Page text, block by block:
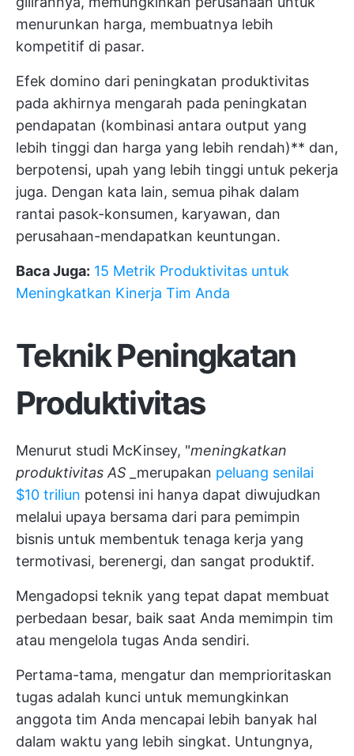
menurunkan harga, membuatnya lebih
kompetitif di pasar.
Efek domino dari peningkatan produktivitas
pada akhirnya mengarah pada peningkatan
pendapatan (kombinasi antara output yang
lebih tinggi dan harga yang lebih rendah)** dan,
berpotensi, upah yang lebih tinggi untuk pekerja
juga. Dengan kata lain, semua pihak dalam
rantai pasok-konsumen, karyawan, dan
perusahaan-mendapatkan keuntungan.
Baca Juga: 15 Metrik Produktivitas untuk
Meningkatkan Kinerja Tim Anda
Teknik Peningkatan
Produktivitas
Menurut studi McKinsey, "meningkatkan
produktivitas AS _merupakan peluang senilai
$10 triliun potensi ini hanya dapat diwujudkan
melalui upaya bersama dari para pemimpin
bisnis untuk membentuk tenaga kerja yang
termotivasi, berenergi, dan sangat produktif.
Mengadopsi teknik yang tepat dapat membuat
perbedaan besar, baik saat Anda memimpin tim
atau mengelola tugas Anda sendiri.
Pertama-tama, mengatur dan memprioritaskan
tugas adalah kunci untuk memungkinkan
anggota tim Anda mencapai lebih banyak hal
dalam waktu yang lebih singkat. Untungnya,